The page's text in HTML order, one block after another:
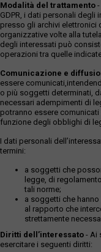
Modalità del trattamento
GDPR, i dati personali degli
presso gli archivi elettronici
organizzative volte alla
degli interessati può
operazioni tra quelle
Comunicazione e
essere
o più soggetti determinati,
necessari adempimenti di
potranno essere
funzione degli obblighi di
I dati personali
termini:
a soggetti che
legge, di
tali norme;
a soggetti che
al rapporto che
strettamente
Diritti dell’interessato - Ai
esercitare i seguenti diritti: